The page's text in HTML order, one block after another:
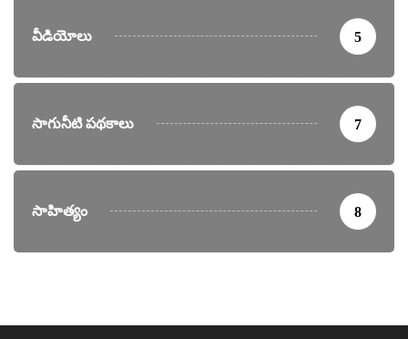
వీడియోలు 5
సాగునీటి పథకాలు 7
సాహిత్యం 8